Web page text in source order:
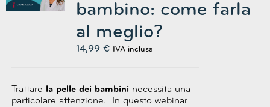
bambino: come farla
al meglio?
14,99 € IVA inclusa
Trattare la pelle dei bambini necessita una
particolare attenzione.
In questo webinar